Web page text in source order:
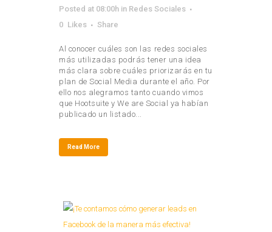
Posted at 08:00h in Redes Sociales
0 Likes Share
Al conocer cuáles son las redes sociales
más utilizadas podrás tener una idea
más clara sobre cuáles priorizarás en tu
plan de Social Media durante el año. Por
ello nos alegramos tanto cuando vimos
que Hootsuite y We are Social ya habían
publicado un listado...
Read More